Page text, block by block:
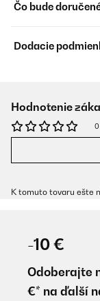
Čo bude
Dodacie
Hodnotenie
0
K tomuto tovaru ešte
-10 €
Odoberajte
€* na ďalší